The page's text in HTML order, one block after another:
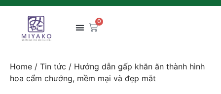
0
Home / Tin tức / Hướng dẫn gấp khăn ăn thành hình
hoa cẩm chướng, mềm mại và đẹp mắt